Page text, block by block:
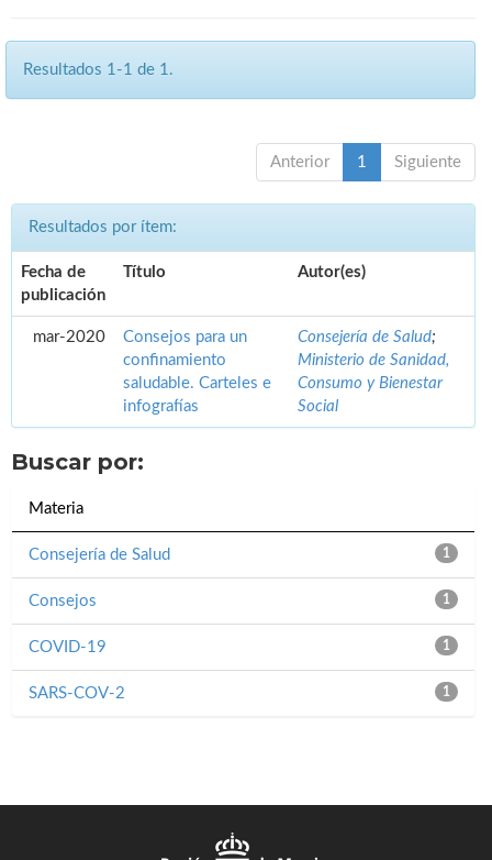
Resultados 1-1 de 1.
Anterior 1 Siguiente
Resultados por ítem:
Fecha de
publicación
Título Autor(es)
mar-2020
Consejos para un
confinamiento
saludable. Carteles e
infografías
Consejería de Salud;
Ministerio de Sanidad,
Consumo y Bienestar
Social
Buscar por:
Materia
1
Consejería de Salud
1
Consejos
1
COVID-19
1
SARS-COV-2